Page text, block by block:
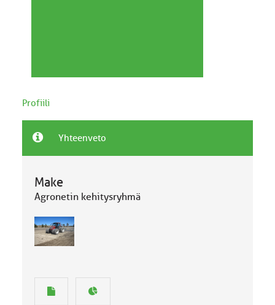
Profiili
Yhteenveto
Make
Agronetin kehitysryhmä